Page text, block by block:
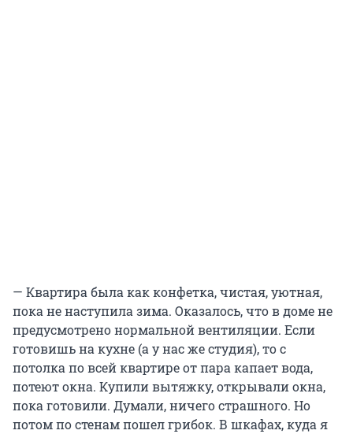
— Квартира была как конфетка, чистая, уютная,
пока не наступила зима. Оказалось, что в доме не
предусмотрено нормальной вентиляции. Если
готовишь на кухне (а у нас же студия), то с
потолка по всей квартире от пара капает вода,
потеют окна. Купили вытяжку, открывали окна,
пока готовили. Думали, ничего страшного. Но
потом по стенам пошел грибок. В шкафах, куда я